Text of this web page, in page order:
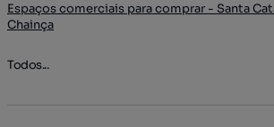
Espaços comerciais para comprar - Santa
Chainça
Todos...